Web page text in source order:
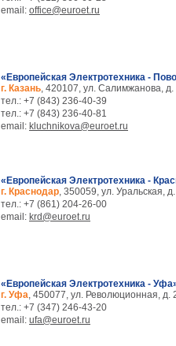
email: office@euroet.ru
«Европейская Электротехника -
г. Казань, 420107, ул. Салимжанова,
тел.: +7 (843) 236-40-39
тел.: +7 (843) 236-40-81
email: kluchnikova@euroet.ru
«Европейская Электротехника -
г. Краснодар, 350059, ул. Уральская,
тел.: +7 (861) 204-26-00
email: krd@euroet.ru
«Европейская Электротехника -
г. Уфа, 450077, ул. Революционная, д.
тел.: +7 (347) 246-43-20
email: ufa@euroet.ru